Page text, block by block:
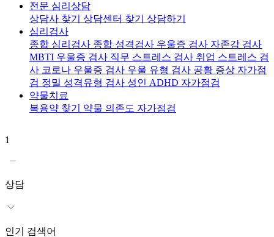
전문 심리상담
상담사 찾기 상담센터 찾기 상담하기
심리검사
종합 심리검사 종합 성격검사 우울증 검사 자존감 검사
MBTI 우울증 검사 직무 스트레스 검사 취업 스트레스 검
사 코로나 우울증 검사 우울 유형 검사 공황 증상 자가점
검 정밀 성격유형 검사 성인 ADHD 자가점검
약물치료
복용약 찾기 약물 의존도 자가점검
1
상담
인기 검색어